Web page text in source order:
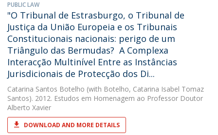
PUBLIC LAW
"O Tribunal de Estrasburgo, o Tribunal de
Justiça da União Europeia e os Tribunais
Constitucionais nacionais: perigo de um
Triângulo das Bermudas?  A Complexa
Interacção Multinível Entre as Instâncias
Jurisdicionais de Protecção dos Di...
Catarina Santos Botelho (with Botelho, Catarina Isabel Tomaz
Santos). 2012. Estudos em Homenagem ao Professor Doutor
Alberto Xavier
DOWNLOAD AND MORE DETAILS